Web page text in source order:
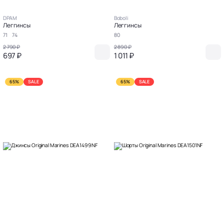
DPAM
Леггинсы
71
74
2 790 ₽
697 ₽
Boboli
Леггинсы
80
2 890 ₽
1 011 ₽
65% SALE 65% SALE